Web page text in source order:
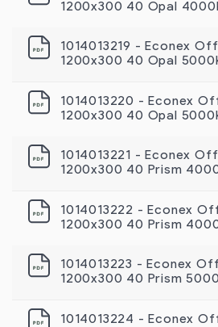
1200x300 40 Opal
1014013219 - Econex
1200x300 40 Opal
1014013220 - Econex
1200x300 40 Opal
1014013221 - Econex
1200x300 40 Prism
1014013222 - Econex
1200x300 40 Prism
1014013223 - Econex
1200x300 40 Prism
1014013224 - Econex